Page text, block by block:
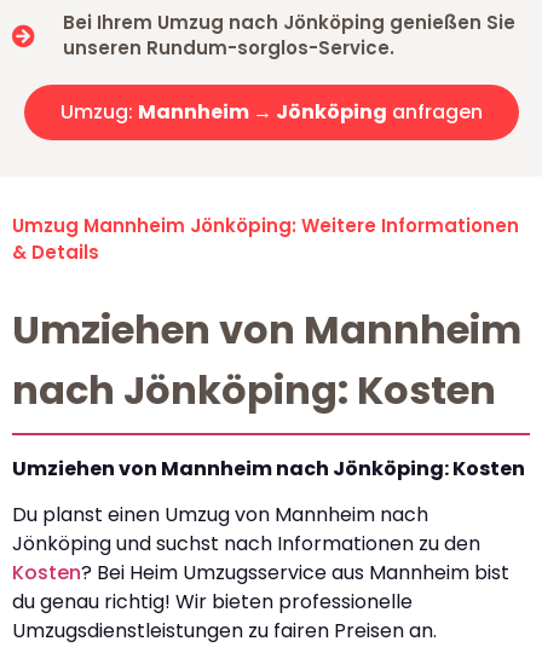
Bei Ihrem Umzug nach Jönköping genießen Sie
unseren Rundum-sorglos-Service.
Umzug: Mannheim → Jönköping anfragen
Umzug Mannheim Jönköping: Weitere Informationen
& Details
Umziehen von Mannheim
nach Jönköping: Kosten
Umziehen von Mannheim nach Jönköping: Kosten
Du planst einen Umzug von Mannheim nach
Jönköping und suchst nach Informationen zu den
Kosten? Bei Heim Umzugsservice aus Mannheim bist
du genau richtig! Wir bieten professionelle
Umzugsdienstleistungen zu fairen Preisen an.